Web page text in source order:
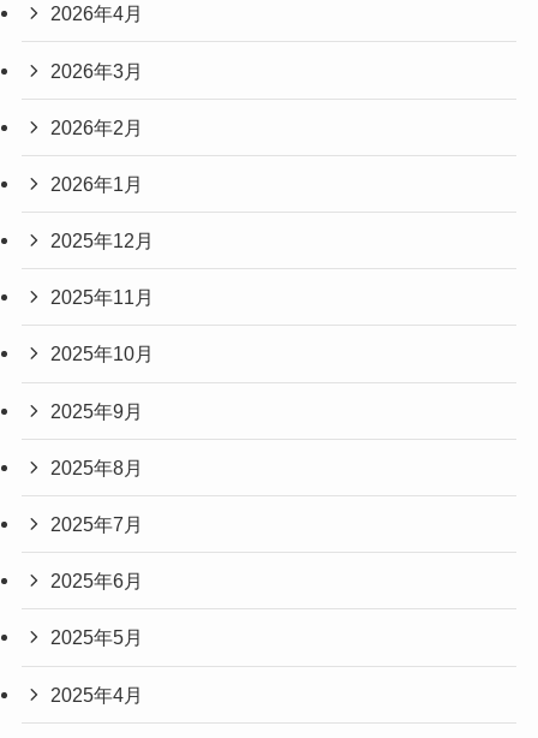
2026年4月
2026年3月
2026年2月
2026年1月
2025年12月
2025年11月
2025年10月
2025年9月
2025年8月
2025年7月
2025年6月
2025年5月
2025年4月